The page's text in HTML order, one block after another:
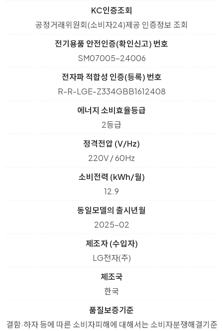
KC인증조회
공정거래위원회(소비자24)제공 인증정보 조회
전기용품 안전인증(확인신고) 번호
SM07005-24006
전자파 적합성 인증(등록) 번호
R-R-LGE-Z334GBB1612408
에너지 소비효율등급
2등급
정격전압 (V/Hz)
220V / 60Hz
소비전력 (kWh/월)
12.9
동일모델의 출시년월
2025-02
제조자 (수입자)
LG전자(주)
제조국
한국
품질보증기준
결함·하자 등에 따른 소비자피해에 대해서는 소비자분쟁해결기준